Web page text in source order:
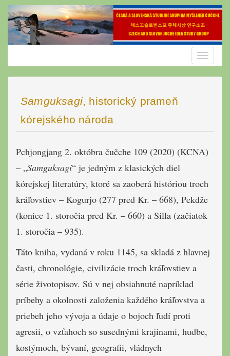
Skip
content
Toggle
Samguksagi , historický prameň
kórejského národa
Pchjongjang 2. októbra čučche 109 (2020) (KCNA)
– „Samguksagi“ je jedným z klasických diel
kórejskej literatúry, ktoré sa zaoberá históriou troch
kráľovstiev – Kogurjo (277 pred Kr. – 668), Pekdže
(koniec 1. storočia pred Kr. – 660) a Silla (začiatok
1. storočia – 935).
Táto kniha, vydaná v roku 1145, sa skladá z hlavnej
časti, chronológie, civilizácie troch kráľovstiev a
série životopisov. Sú v nej obsiahnuté napríklad
príbehy a okolnosti založenia každého kráľovstva a
priebeh jeho vývoja a údaje o bojoch ľudí proti
agresii, o vzťahoch so susednými krajinami, hudbe,
kostýmoch, bývaní, geografii, vládnych